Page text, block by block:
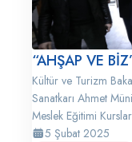
“AHŞAP VE
Kültür ve Turizm
Sanatkarı Ahmet
Meslek Eğitimi
5 Şubat 2025